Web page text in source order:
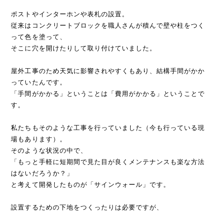
ポストやインターホンや表札の設置。
従来はコンクリートブロックを職人さんが積んで壁や柱をつく
って色を塗って、
そこに穴を開けたりして取り付けていました。
屋外工事のため天気に影響されやすくもあり、結構手間がかか
っていたんです。
「手間がかかる」ということは「費用がかかる」ということで
す。
私たちもそのような工事を行っていました（今も行っている現
場もあります）。
そのような状況の中で、
「もっと手軽に短期間で見た目が良くメンテナンスも楽な方法
はないだろうか？」
と考えて開発したものが「サインウォール」です。
設置するための下地をつくったりは必要ですが、